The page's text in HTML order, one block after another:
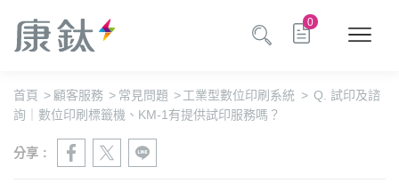
0
首頁 > 顧客服務 > 常見問題 >工業型數位印刷系統 > Q. 試印及諮
詢｜數位印刷標籤機、KM-1有提供試印服務嗎？
分享 :